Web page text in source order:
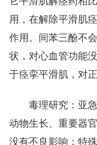
用，在解除平滑肌
作用。间苯三酚不
状，对心血管功能
于痉挛平滑肌，对
毒理研究：亚
动物生长、重要器
没有不良影响；特